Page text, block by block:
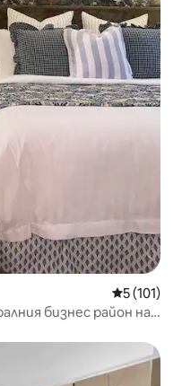
Средна
5 (101)
бизнес район на